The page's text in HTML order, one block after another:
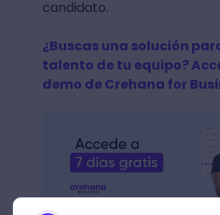
candidato.
¿Buscas una solución
talento de tu equipo?
demo de Crehana for